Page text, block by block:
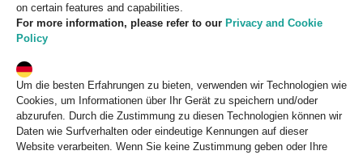
on certain features and capabilities.
For more information, please refer to our Privacy and Cookie
Policy
Um die besten Erfahrungen zu bieten, verwenden wir Technologien wie
Cookies, um Informationen über Ihr Gerät zu speichern und/oder
abzurufen. Durch die Zustimmung zu diesen Technologien können wir
Daten wie Surfverhalten oder eindeutige Kennungen auf dieser
Website verarbeiten. Wenn Sie keine Zustimmung geben oder Ihre